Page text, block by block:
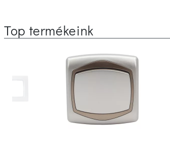
Top termékeink